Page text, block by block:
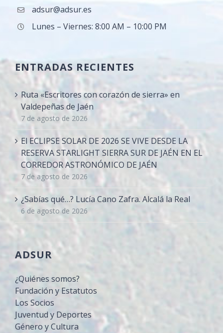
adsur@adsur.es
Lunes – Viernes: 8:00 AM – 10:00 PM
ENTRADAS RECIENTES
Ruta «Escritores con corazón de sierra» en
Valdepeñas de Jaén
7 de agosto de 2026
El ECLIPSE SOLAR DE 2026 SE VIVE DESDE LA
RESERVA STARLIGHT SIERRA SUR DE JAÉN EN EL
CORREDOR ASTRONÓMICO DE JAÉN
7 de agosto de 2026
¿Sabías qué…? Lucía Cano Zafra. Alcalá la Real
6 de agosto de 2026
ADSUR
¿Quiénes somos?
Fundación y Estatutos
Los Socios
Juventud y Deportes
Género y Cultura